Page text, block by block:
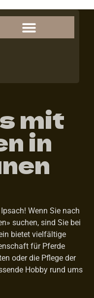
mit
in
Wenn Sie nach
suchen, sind Sie bei
bietet vielfältige
für Pferde
oder die Pflege der
Hobby rund ums